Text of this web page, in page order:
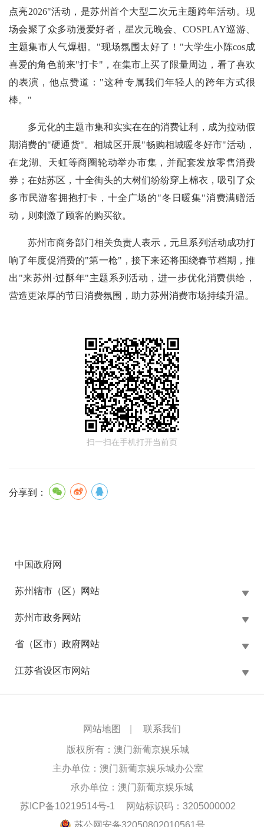
点亮2026"活动，是苏州首个大型二次元主题跨年活动。现
场会聚了众多动漫爱好者，星次元晚会、COSPLAY巡游、
主题集市人气爆棚。"现场氛围太好了！"大学生小陈cos成
喜爱的角色前来"打卡"，在集市上买了限量周边，看了喜欢
的表演，他点赞道："这种专属我们年轻人的跨年方式很
棒。"
多元化的主题市集和实实在在的消费让利，成为拉动假
期消费的"硬通货"。相城区开展"畅购相城暖冬好市"活动，
在龙湖、天虹等商圈轮动举办市集，并配套发放零售消费
券；在姑苏区，十全街头的大树们纷纷穿上棉衣，吸引了众
多市民游客拥抱打卡，十全广场的"冬日暖集"消费满赠活
动，则刺激了顾客的购买欲。
苏州市商务部门相关负责人表示，元旦系列活动成功打
响了年度促消费的"第一枪"，接下来还将围绕春节档期，推
出"来苏州·过酥年"主题系列活动，进一步优化消费供给，
营造更浓厚的节日消费氛围，助力苏州消费市场持续升温。
扫一扫在手机打开当前页
分享到：
中国政府网
苏州辖市（区）网站
苏州市政务网站
省（区市）政府网站
江苏省设区市网站
网站地图 联系我们
版权所有：澳门新葡京娱乐城
主办单位：澳门新葡京娱乐城办公室
承办单位：澳门新葡京娱乐城
苏ICP备10219514号-1
网站标识码：3205000002